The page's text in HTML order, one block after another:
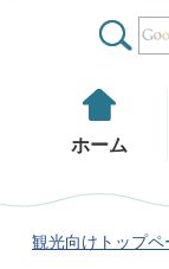
ホーム
観光向けトップペ